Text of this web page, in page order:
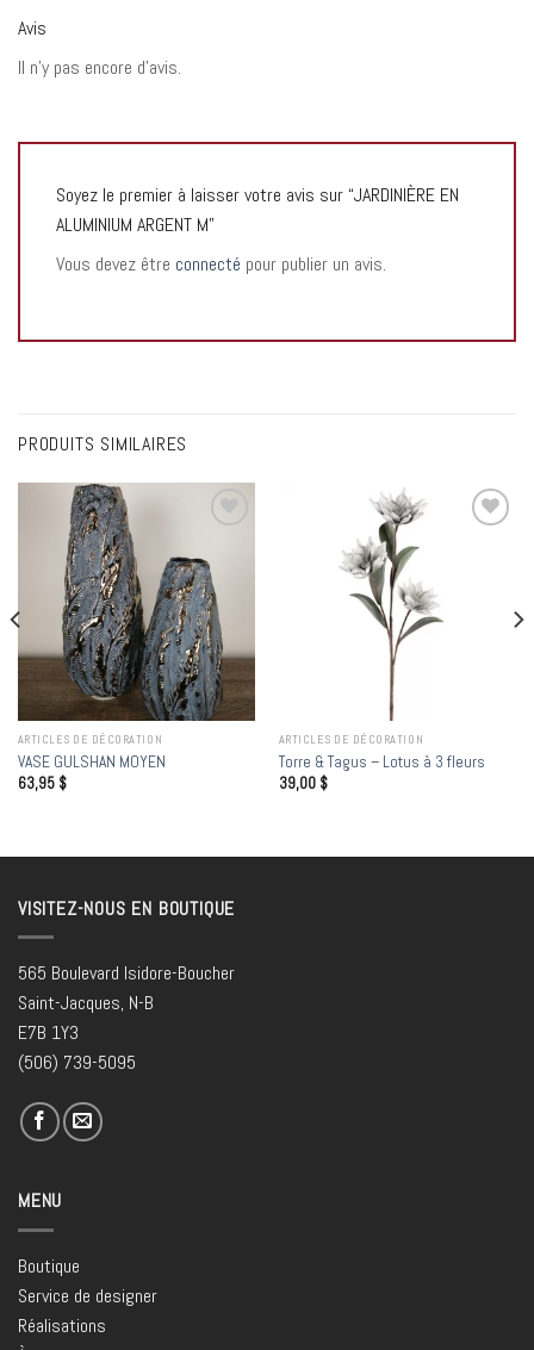
Avis
Il n’y pas encore d’avis.
Soyez le premier à laisser votre avis sur “JARDINIÈRE EN
ALUMINIUM ARGENT M”
Vous devez être connecté pour publier un avis.
PRODUITS SIMILAIRES
wishlist
ARTICLES DE DÉCORATION
VASE GULSHAN MOYEN
63,95 $
ARTICLES DE DÉCORATION
Torre & Tagus – Lotus à 3 fleurs
39,00 $
VISITEZ-NOUS EN BOUTIQUE
565 Boulevard Isidore-Boucher
Saint-Jacques, N-B
E7B 1Y3
(506) 739-5095
MENU
Boutique
Service de designer
Réalisations